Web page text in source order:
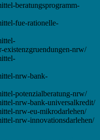
beratungsprogramm-
fue-rationelle-
existenzgruendungen-nrw/
nrw-bank-
potenzialberatung-nrw/
nrw-bank-universalkredit/
nrw-eu-mikrodarlehen/
nrw-innovationsdarlehen/